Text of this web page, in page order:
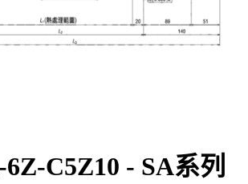
C5Z10 - SA系列